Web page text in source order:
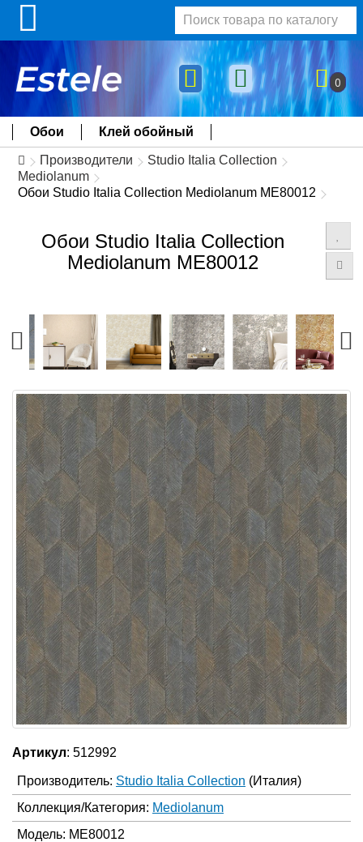
0
Обои Клей обойный
Производители
Studio Italia Collection
Mediolanum
Обои Studio Italia Collection Mediolanum ME80012
Обои Studio Italia Collection
Mediolanum ME80012
Артикул: 512992
Производитель: Studio Italia Collection (Италия)
Коллекция/Категория: Mediolanum
Модель: ME80012